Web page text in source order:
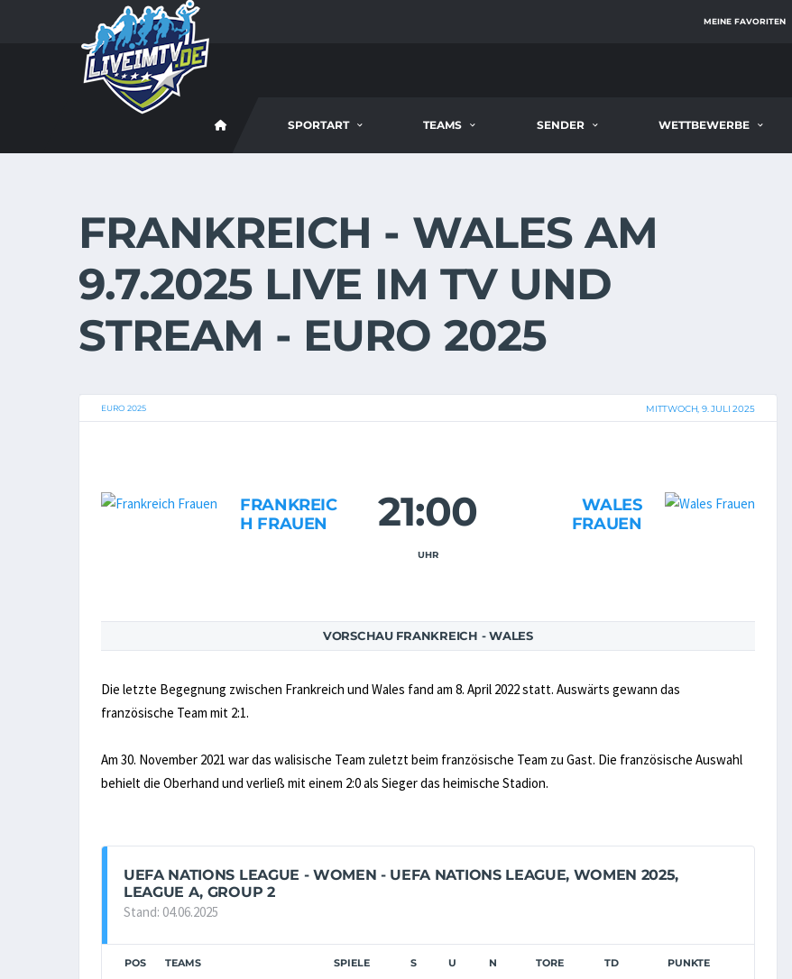
MEINE FAVORITEN
SPORTART TEAMS SENDER WETTBEWERBE
FRANKREICH - WALES AM
9.7.2025 LIVE IM TV UND
STREAM - EURO 2025
EURO 2025 MITTWOCH, 9. JULI 2025
FRANKREIC
H FRAUEN
21:00
UHR
WALES
FRAUEN
VORSCHAU FRANKREICH - WALES
Die letzte Begegnung zwischen Frankreich und Wales fand am 8. April 2022 statt. Auswärts gewann das
französische Team mit 2:1.
Am 30. November 2021 war das walisische Team zuletzt beim französische Team zu Gast. Die französische Auswahl
behielt die Oberhand und verließ mit einem 2:0 als Sieger das heimische Stadion.
UEFA NATIONS LEAGUE - WOMEN - UEFA NATIONS LEAGUE, WOMEN 2025,
LEAGUE A, GROUP 2
Stand: 04.06.2025
POS TEAMS SPIELE S U N TORE TD PUNKTE